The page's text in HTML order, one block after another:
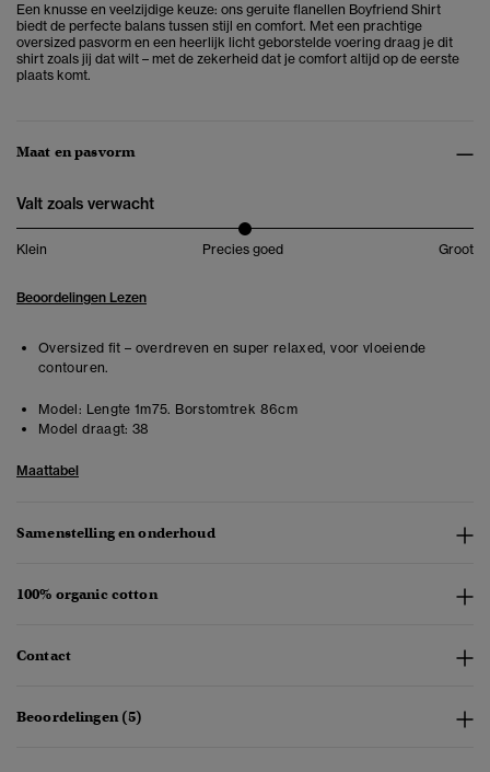
Een knusse en veelzijdige keuze: ons geruite flanellen Boyfriend Shirt
biedt de perfecte balans tussen stijl en comfort. Met een prachtige
oversized pasvorm en een heerlijk licht geborstelde voering draag je dit
shirt zoals jij dat wilt – met de zekerheid dat je comfort altijd op de eerste
plaats komt.
Maat en pasvorm
Valt zoals verwacht
Klein Precies goed Groot
Beoordelingen Lezen
Oversized fit – overdreven en super relaxed, voor vloeiende
contouren.
Model: Lengte 1m75. Borstomtrek 86cm
Model draagt: 38
Maattabel
Samenstelling en onderhoud
100% organic cotton
Contact
Beoordelingen (5)